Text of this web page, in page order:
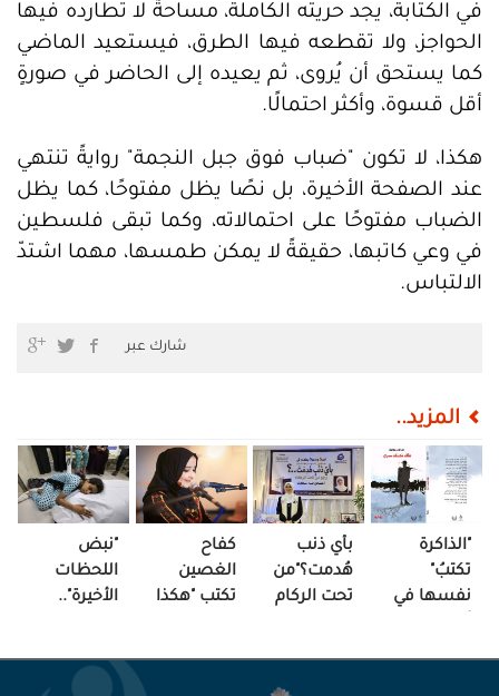
في الكتابة، يجد حريته الكاملة، مساحةٌ لا تطارده فيها
الحواجز، ولا تقطعه فيها الطرق، فيستعيد الماضي
كما يستحق أن يُروى، ثم يعيده إلى الحاضر في صورةٍ
أقل قسوة، وأكثر احتمالًا.
هكذا، لا تكون "ضباب فوق جبل النجمة" روايةً تنتهي
عند الصفحة الأخيرة، بل نصًا يظل مفتوحًا، كما يظل
الضباب مفتوحًا على احتمالاته، وكما تبقى فلسطين
في وعي كاتبها، حقيقةً لا يمكن طمسها، مهما اشتدّ
الالتباس.
شارك عبر
المزيد..
"الذاكرة
تكتبُ"
نفسها في
بأي ذنب
هُدمت؟"من
تحت الركام
كفاح
الغصين
تكتب "هكذا
"نبض
اللحظات
الأخيرة"..